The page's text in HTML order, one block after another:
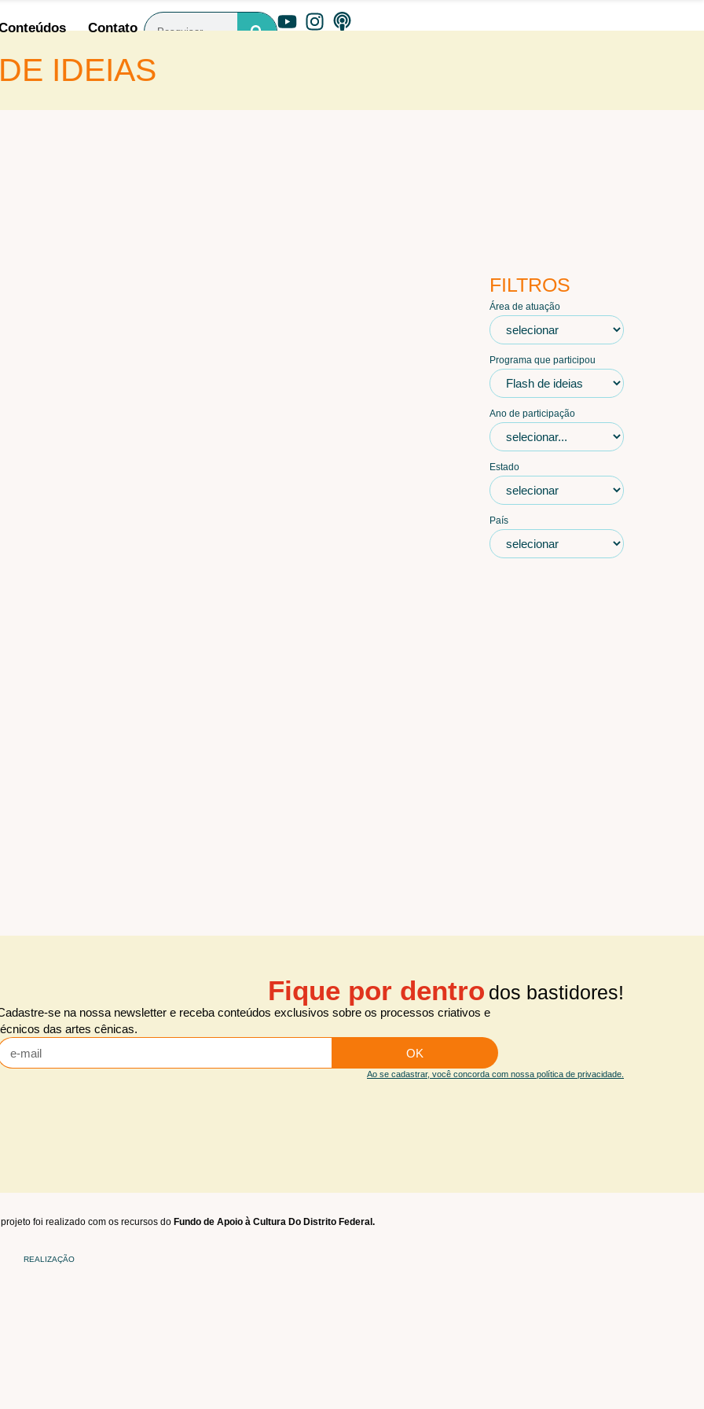
Contato
IDEIAS
FILTROS
Área de atuação
Programa que participou
Ano de participação
Estado
País
dos bastidores!
Fique por dentro
se na nossa newsletter e receba conteúdos exclusivos sobre os processos criativos e
das artes cênicas.
OK
Ao se cadastrar, você concorda com nossa política de privacidade.
projeto foi realizado com os recursos do Fundo de Apoio à Cultura Do Distrito Federal.
REALIZAÇÃO